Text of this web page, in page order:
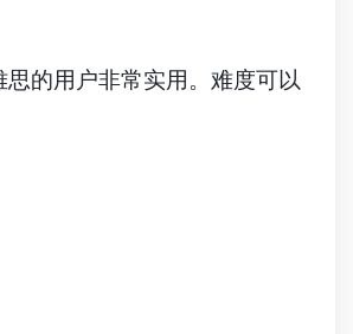
的用户非常实用。难度可以